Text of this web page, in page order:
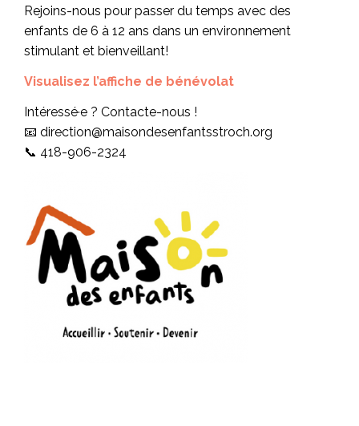
Rejoins-nous pour passer du temps avec des
enfants de 6 à 12 ans dans un environnement
stimulant et bienveillant!
Visualisez l’affiche de bénévolat
Intéressé·e ? Contacte-nous !
📧 direction@maisondesenfantsstroch.org
📞 418-906-2324